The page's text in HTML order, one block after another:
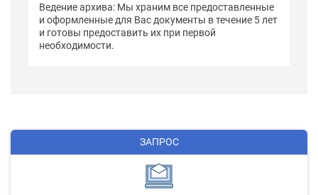
Ведение архива: Мы храним все предоставленные
и оформленные для Вас документы в течение 5 лет
и готовы предоставить их при первой
необходимости.
ЗАПРОС